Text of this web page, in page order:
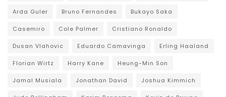
Arda Guler Bruno Fernandes Bukayo Saka
Casemiro Cole Palmer Cristiano Ronaldo
Dusan Vlahovic Eduardo Camavinga Erling Haaland
Florian Wirtz Harry Kane Heung-Min Son
Jamal Musiala Jonathan David Joshua Kimmich